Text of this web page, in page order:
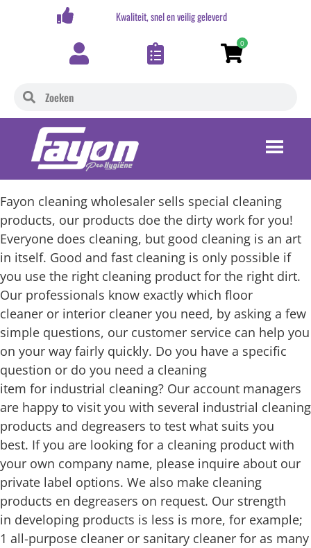
Kwaliteit, snel en veilig geleverd
0
Fayon cleaning wholesaler sells special cleaning
products, our products doe the dirty work for you!
Everyone does cleaning, but good cleaning is an art
in itself. Good and fast cleaning is only possible if
you use the right cleaning product for the right dirt.
Our professionals know exactly which floor
cleaner or interior cleaner you need, by asking a few
simple questions, our customer service can help you
on your way fairly quickly. Do you have a specific
question or do you need a cleaning
item for industrial cleaning? Our account managers
are happy to visit you with several industrial cleaning
products and degreasers to test what suits you
best. If you are looking for a cleaning product with
your own company name, please inquire about our
private label options. We also make cleaning
products en degreasers on request. Our strength
in developing products is less is more, for example;
1 all-purpose cleaner or sanitary cleaner for as many